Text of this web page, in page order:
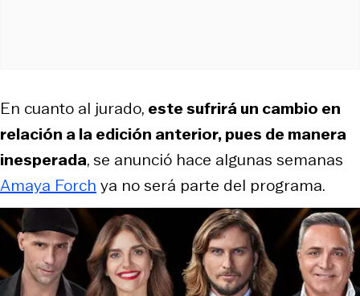
En cuanto al jurado, este sufrirá un cambio en
relación a la edición anterior, pues de manera
inesperada, se anunció hace algunas semanas
Amaya Forch ya no será parte del programa.